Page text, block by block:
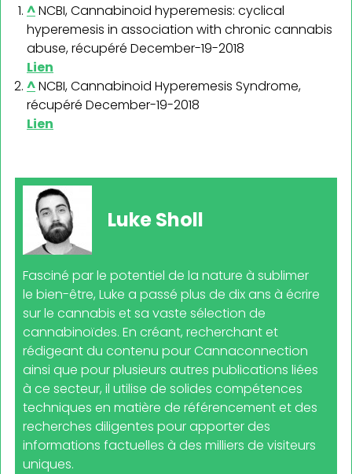
^NCBI, Cannabinoid hyperemesis: cyclical
hyperemesis in association with chronic cannabis
abuse, récupéré December-19-2018
Lien
^NCBI, Cannabinoid Hyperemesis Syndrome,
récupéré December-19-2018
Lien
Luke Sholl
Fasciné par le potentiel de la nature à sublimer
le bien-être, Luke a passé plus de dix ans à écrire
sur le cannabis et sa vaste sélection de
cannabinoïdes. En créant, recherchant et
rédigeant du contenu pour Cannaconnection
ainsi que pour plusieurs autres publications liées
à ce secteur, il utilise de solides compétences
techniques en matière de référencement et des
recherches diligentes pour apporter des
informations factuelles à des milliers de visiteurs
uniques.